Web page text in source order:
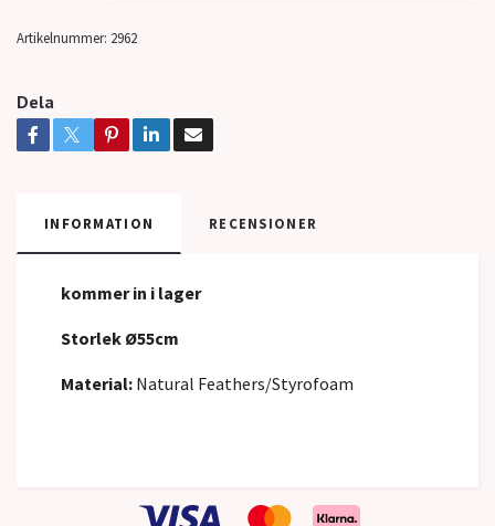
Artikelnummer: 2962
Dela
INFORMATION RECENSIONER
kommer in i lager
Storlek Ø55cm
Material: Natural Feathers/Styrofoam